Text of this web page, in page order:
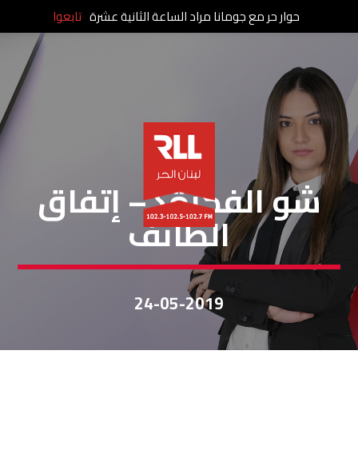
شو الفكرة
شو الفكرة؟ – إتفاق
الطائف
24-05-2019
حوار حر مع جومانا مراد الساعة الثانية عشرة تابعوا